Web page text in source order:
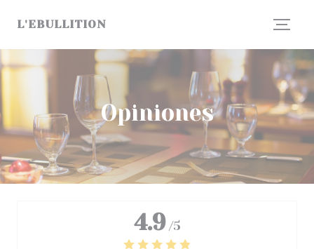
L'EBULLITION
Opiniones
4.9 /5